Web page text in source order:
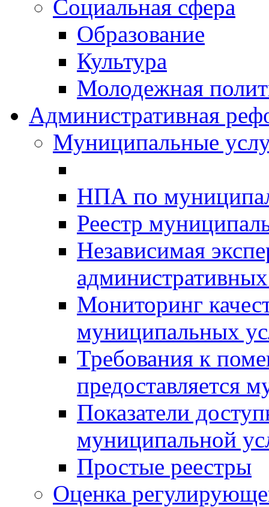
Социальная сфера
Образование
Культура
Молодежная
Административная
Муниципальные
НПА по
Реестр
Независимая
Мониторинг
муниципальных
Требования к
предоставляется
Показатели
муниципальной
Простые реестры
Оценка